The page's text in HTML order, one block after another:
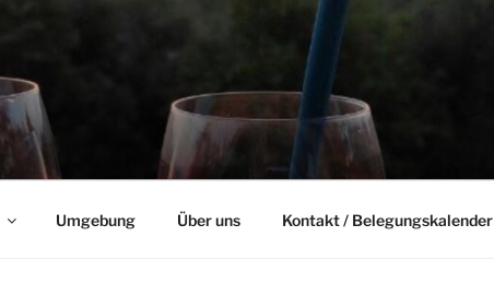
Umgebung Über uns Kontakt / Belegungskalender